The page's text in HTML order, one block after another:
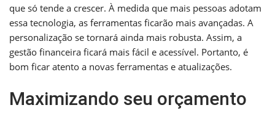
que só tende a crescer. À medida que mais pessoas adotam
essa tecnologia, as ferramentas ficarão mais avançadas. A
personalização se tornará ainda mais robusta. Assim, a
gestão financeira ficará mais fácil e acessível. Portanto, é
bom ficar atento a novas ferramentas e atualizações.
Maximizando seu orçamento